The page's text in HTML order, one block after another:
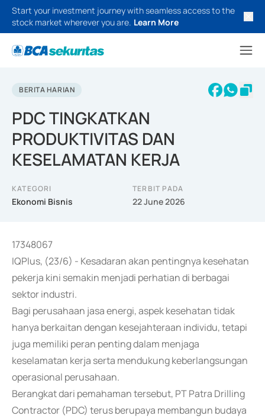
Start your investment journey with seamless access to the
stock market wherever you are. Learn More
BERITA HARIAN
PDC TINGKATKAN
PRODUKTIVITAS DAN
KESELAMATAN KERJA
KATEGORI
Ekonomi Bisnis
TERBIT PADA
22 June 2026
17348067
IQPlus, (23/6) - Kesadaran akan pentingnya kesehatan
pekerja kini semakin menjadi perhatian di berbagai
sektor industri.
Bagi perusahaan jasa energi, aspek kesehatan tidak
hanya berkaitan dengan kesejahteraan individu, tetapi
juga memiliki peran penting dalam menjaga
keselamatan kerja serta mendukung keberlangsungan
operasional perusahaan.
Berangkat dari pemahaman tersebut, PT Patra Drilling
Contractor (PDC) terus berupaya membangun budaya